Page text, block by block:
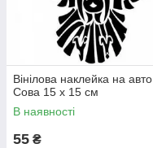
Вінілова наклейка на авто
Сова 15 х 15 см
В наявності
55 ₴